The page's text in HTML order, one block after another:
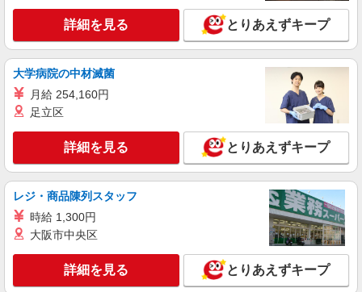
株式会社kotrio /●FK-H-2051211
糸島市＊年齢不問◎未経験から安定した業界へ
＊サ高住
時給1450円〜2062円 ＜日払い有/週払い有/交
通費全支給(ガソリン代含む)＞
福岡県糸島市 最寄り駅：美咲が丘駅
詳細を見る
派遣社員
株式会社kotrio /●FK-H-2066829
糸島市＊グループホームSTAFF＊経験不問◎
時給1450円〜2062円 ＜日払い有/週払い有/交
通費全支給(ガソリン代含む)＞
糸島市前原 ほか【最寄駅：筑前前原】
詳細を見る とりあえずキープ
大学病院の中材滅菌
月給 254,160円
足立区
詳細を見る とりあえずキープ
レジ・商品陳列スタッフ
時給 1,300円
大阪市中央区
詳細を見る とりあえずキープ